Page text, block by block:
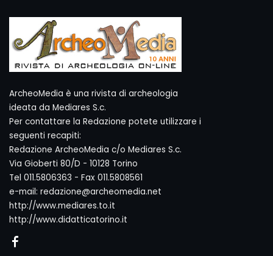
ArcheoMedia è una rivista di archeologia
ideata da Mediares S.c.
Per contattare la Redazione potete utilizzare i
seguenti recapiti:
Redazione ArcheoMedia c/o Mediares S.c.
Via Gioberti 80/D - 10128 Torino
Tel 011.5806363 - Fax 011.5808561
e-mail: redazione@archeomedia.net
http://www.mediares.to.it
http://www.didatticatorino.it